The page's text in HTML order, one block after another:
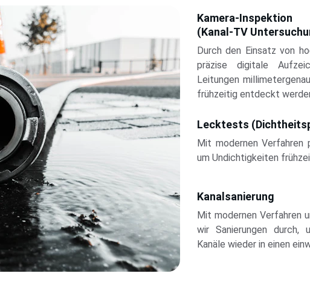
Lecktests
Mit modernen Verfahren
um Undichtigkeiten
Kanalsanierung
Mit modernen Verfahren
wir Sanierungen durch,
Kanäle wieder in einen
Kamera-Inspektion
(Kanal-TV
Durch den Einsatz von
präzise digitale
Leitungen
frühzeitig entdeckt